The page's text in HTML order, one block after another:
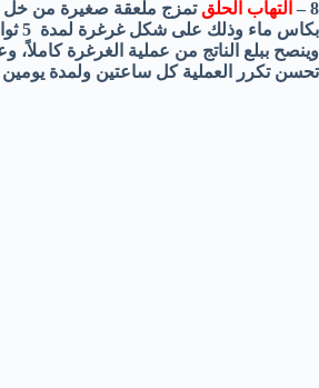
8 – التهاب الحلق تمزج ملعقة صغيرة من خل
بكاس
وينصح ببلع الناتج من عملية الغرغرة كاملاً،
تحسن تكرر العملية كل ساعتين ولمدة